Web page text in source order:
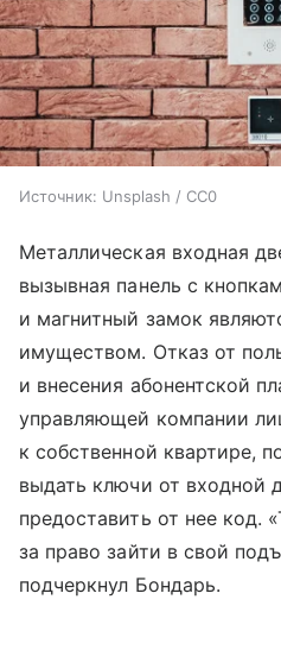
Источник: Unsplash / CC0
Металлическая входная
вызывная панель с
и магнитный замок
имуществом. Отказ от
и внесения абонентской
управляющей компании
к собственной квартире,
выдать ключи от входной
предоставить от нее код.
за право зайти в свой
подчеркнул Бондарь.